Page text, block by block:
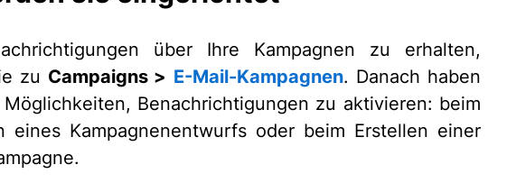
über Ihre Kampagnen zu erhalten,
zu Campaigns > E-Mail-Kampagnen. Danach haben
Benachrichtigungen zu aktivieren: beim
eines Kampagnenentwurfs oder beim Erstellen einer